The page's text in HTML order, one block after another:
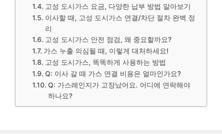
고성 도시가스 요금, 다양한 납부 방법 알아보기
이사할 때, 고성 도시가스 연결/차단 절차 완벽 정
리
고성 도시가스 안전 점검, 왜 중요할까요?
가스 누출 의심될 때, 이렇게 대처하세요!
고성 도시가스, 똑똑하게 사용하는 방법
Q: 이사 갈 때 가스 연결 비용은 얼마인가요?
Q: 가스레인지가 고장났어요. 어디에 연락해야
하나요?